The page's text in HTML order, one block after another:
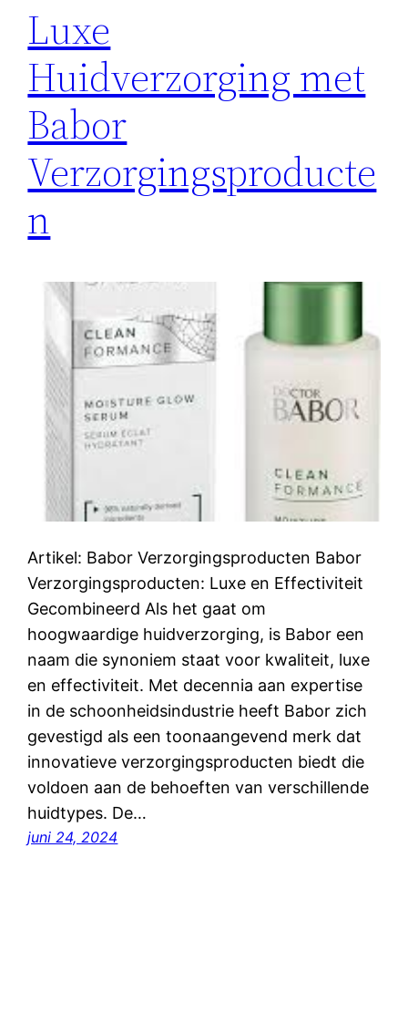
Luxe
Huidverzorging met
Babor
Verzorgingsproducte
n
Artikel: Babor Verzorgingsproducten Babor
Verzorgingsproducten: Luxe en Effectiviteit
Gecombineerd Als het gaat om
hoogwaardige huidverzorging, is Babor een
naam die synoniem staat voor kwaliteit, luxe
en effectiviteit. Met decennia aan expertise
in de schoonheidsindustrie heeft Babor zich
gevestigd als een toonaangevend merk dat
innovatieve verzorgingsproducten biedt die
voldoen aan de behoeften van verschillende
huidtypes. De…
juni 24, 2024